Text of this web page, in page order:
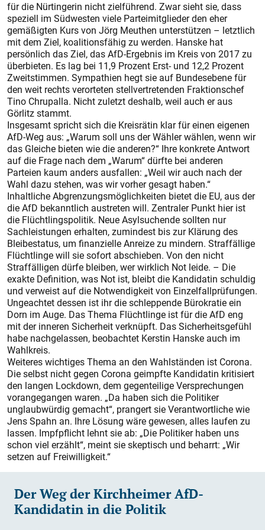
für die Nürtingerin nicht zielführend. Zwar sieht sie, dass
speziell im Südwesten viele Parteimitglieder den eher
gemäßigten Kurs von Jörg Meuthen unterstützen – letztlich
mit dem Ziel, koalitionsfähig zu werden. Hanske hat
persönlich das Ziel, das AfD-Ergebnis im Kreis von 2017 zu
überbieten. Es lag bei 11,9 Prozent Erst- und 12,2 Prozent
Zweitstimmen. Sympathien hegt sie auf Bundesebene für
den weit rechts verorteten stellvertretenden Fraktionschef
Tino Chrupalla. Nicht zuletzt deshalb, weil auch er aus
Görlitz stammt.
Insgesamt spricht sich die Kreisrätin klar für einen eigenen
AfD-Weg aus: „Warum soll uns der Wähler wählen, wenn wir
das Gleiche bieten wie die anderen?“ Ihre konkrete Antwort
auf die Frage nach dem „Warum“ dürfte bei anderen
Parteien kaum anders ausfallen: „Weil wir auch nach der
Wahl dazu stehen, was wir vorher gesagt haben.“
Inhaltliche Abgrenzungsmöglichkeiten bietet die EU, aus der
die AfD bekanntlich austreten will. Zentraler Punkt hier ist
die Flüchtlingspolitik. Neue Asylsuchende sollten nur
Sachleistungen erhalten, zumindest bis zur Klärung des
Bleibestatus, um finanzielle Anreize zu mindern. Straffällige
Flüchtlinge will sie sofort abschieben. Von den nicht
Straffälligen dürfe bleiben, wer wirklich Not leide. – Die
exakte Definition, was Not ist, bleibt die Kandidatin schuldig
und verweist auf die Notwendigkeit von Einzelfallprüfungen.
Ungeachtet dessen ist ihr die schleppende Bürokratie ein
Dorn im Auge. Das Thema Flüchtlinge ist für die AfD eng
mit der inneren Sicherheit verknüpft. Das Sicherheitsgefühl
habe nachgelassen, beobachtet Kerstin Hanske auch im
Wahlkreis.
Weiteres wichtiges Thema an den Wahlständen ist Corona.
Die selbst nicht gegen Corona geimpfte Kandidatin kritisiert
den langen Lockdown, dem gegenteilige Versprechungen
vorangegangen waren. „Da haben sich die Politiker
unglaubwürdig gemacht“, prangert sie Verantwortliche wie
Jens Spahn an. Ihre Lösung wäre gewesen, alles laufen zu
lassen. Impfpflicht lehnt sie ab: „Die Politiker haben uns
schon viel erzählt“, meint sie skeptisch und beharrt: „Wir
setzen auf Freiwilligkeit.“
Der Weg der Kirchheimer AfD-
Kandidatin in die Politik